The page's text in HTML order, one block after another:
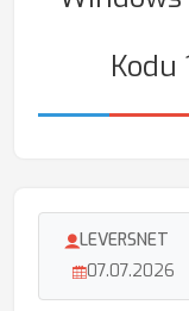
Kodu
LEVERSNET
07.07.2026